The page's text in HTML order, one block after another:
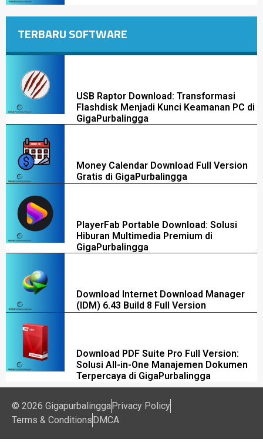
TERBARU SOFTWARE
USB Raptor Download: Transformasi
Flashdisk Menjadi Kunci Keamanan PC di
GigaPurbalingga
Money Calendar Download Full Version
Gratis di GigaPurbalingga
PlayerFab Portable Download: Solusi
Hiburan Multimedia Premium di
GigaPurbalingga
Download Internet Download Manager
(IDM) 6.43 Build 8 Full Version
Download PDF Suite Pro Full Version:
Solusi All-in-One Manajemen Dokumen
Terpercaya di GigaPurbalingga
© 2026 GigapurbalinggaPrivacy Policy
Terms & ConditionsDMCA